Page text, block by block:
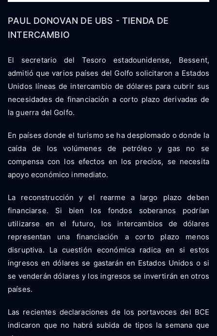
PAUL DONOVAN DE UBS - TIENDA DE
INTERCAMBIO
El secretario del Tesoro estadounidense, Bessent,
admitió que varios países del Golfo solicitaron a Estados
Unidos líneas de intercambio de dólares para cubrir sus
necesidades de financiación a corto plazo derivadas de
la guerra del Golfo.
En países donde el turismo se ha desplomado o donde la
caída de los volúmenes de petróleo y gas no se
compensa con los efectos en los precios, se necesita
apoyo económico inmediato.
La reconstrucción y el rearme a largo plazo deben
financiarse. Si bien los fondos soberanos podrían
utilizarse en el futuro, los intercambios de dólares
representan una financiación a corto plazo menos
disruptiva. La cuestión económica radica en si estos
ingresos en dólares se gastarán en Estados Unidos o si
se venderán dólares y los ingresos se invertirán en otros
países.
Las recientes declaraciones de los portavoces del BCE
indicaron que no habrá subida de tipos la semana que